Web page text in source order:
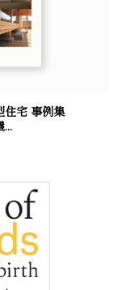
住宅 事例集
...